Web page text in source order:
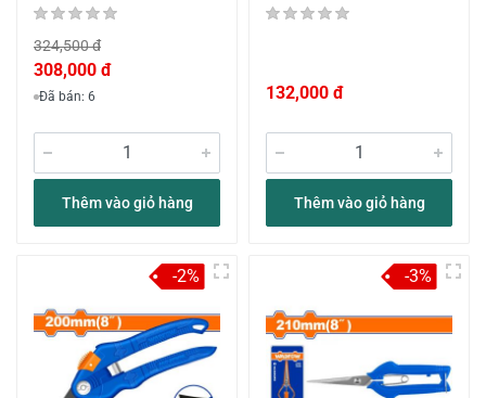
324,500 đ
308,000 đ
Đã bán: 6
Thêm vào giỏ hàng
132,000 đ
Thêm vào giỏ hàng
-2% -3%